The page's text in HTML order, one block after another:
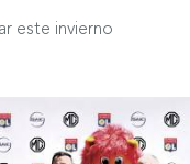
este invierno